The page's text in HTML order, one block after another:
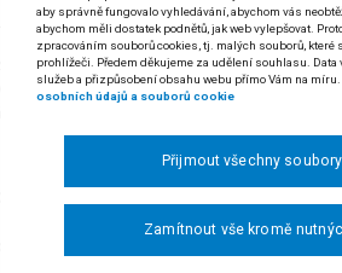
2003
č. 38/1994 Sb., o zahraničním obchodu
zákon), ve znění pozdějších
o zahraničním obchodu s vojenským
1 písm. a) soudního řádu správního
li správní orgán své
obchodu s vojenským
s vojenským materiálem dohoda spadá;
aby správně fungovalo vyhledávání, abychom vás
abychom měli dostatek podnětů, jak web vylepšovat.
zpracováním souborů cookies, tj. malých souborů, které
prohlížeči. Předem děkujeme za udělení souhlasu.
služeb a přizpůsobení obsahu webu přímo Vám na míru.
osobních údajů a souborů cookie
Zamítnout vše kromě
Přijmout všechny